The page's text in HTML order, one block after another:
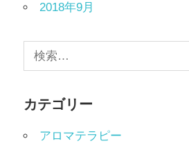
2018年9月
カテゴリー
アロマテラピー